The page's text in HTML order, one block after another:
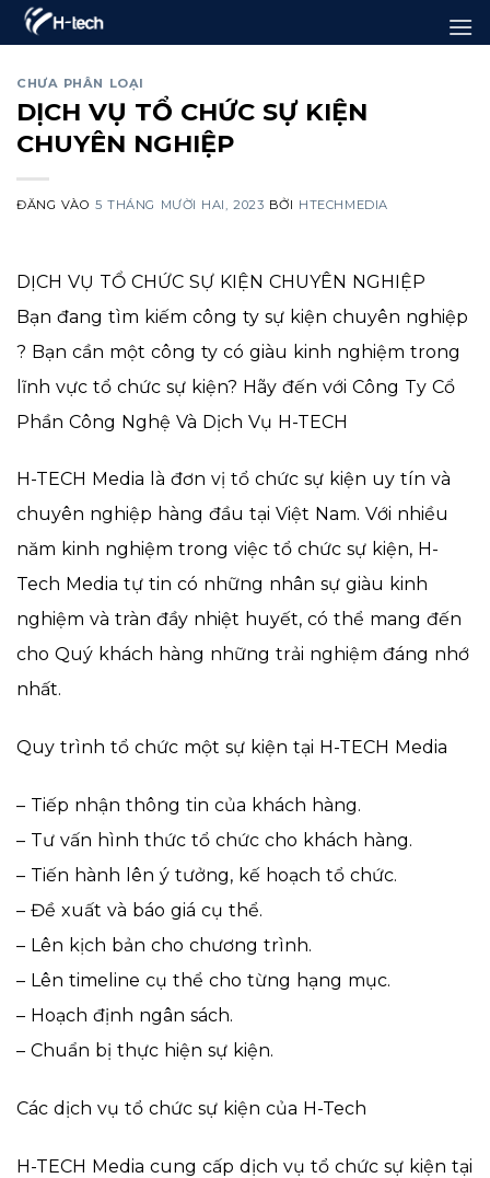
qua
nội
dung
CHƯA PHÂN LOẠI
DỊCH VỤ TỔ CHỨC SỰ KIỆN
CHUYÊN NGHIỆP
ĐĂNG VÀO5 THÁNG MƯỜI HAI, 2023 BỞI HTECHMEDIA
DỊCH VỤ TỔ CHỨC SỰ KIỆN CHUYÊN NGHIỆP
Bạn đang tìm kiếm công ty sự kiện chuyên nghiệp
? Bạn cần một công ty có giàu kinh nghiệm trong
lĩnh vực tổ chức sự kiện? Hãy đến với Công Ty Cổ
Phần Công Nghệ Và Dịch Vụ H-TECH
H-TECH Media là đơn vị tổ chức sự kiện uy tín và
chuyên nghiệp hàng đầu tại Việt Nam. Với nhiều
năm kinh nghiệm trong việc tổ chức sự kiện, H-
Tech Media tự tin có những nhân sự giàu kinh
nghiệm và tràn đầy nhiệt huyết, có thể mang đến
cho Quý khách hàng những trải nghiệm đáng nhớ
nhất.
Quy trình tổ chức một sự kiện tại H-TECH Media
– Tiếp nhận thông tin của khách hàng.
– Tư vấn hình thức tổ chức cho khách hàng.
– Tiến hành lên ý tưởng, kế hoạch tổ chức.
– Đề xuất và báo giá cụ thể.
– Lên kịch bản cho chương trình.
– Lên timeline cụ thể cho từng hạng mục.
– Hoạch định ngân sách.
– Chuẩn bị thực hiện sự kiện.
Các dịch vụ tổ chức sự kiện của H-Tech
H-TECH Media cung cấp dịch vụ tổ chức sự kiện tại